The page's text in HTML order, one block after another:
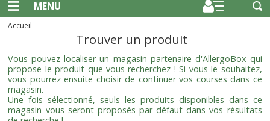
MENU
Accueil
Trouver un produit
Vous pouvez localiser un magasin partenaire d'AllergoBox qui
propose le produit que vous recherchez ! Si vous le souhaitez,
vous pourrez ensuite choisir de continuer vos courses dans ce
magasin.
Une fois sélectionné, seuls les produits disponibles dans ce
magasin vous seront proposés par défaut dans vos résultats